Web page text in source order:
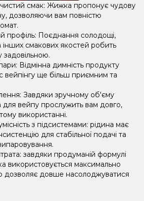
чистий смак: Жижка пропонує чудову
дозволяючи вам повністю
профіль: Поєднання солодощі,
інших смакових якостей робить
задовільною.
Відмінна димність продукту
вейпінгу ще більш приємним та
Завдяки зручному об'єму
вейпу прослужить вам довго,
використанні.
з підсистемами: рідина має
для стабільної подачі та
завдяки продуманій формулі
використовується максимально
дозволяє довше насолоджуватися